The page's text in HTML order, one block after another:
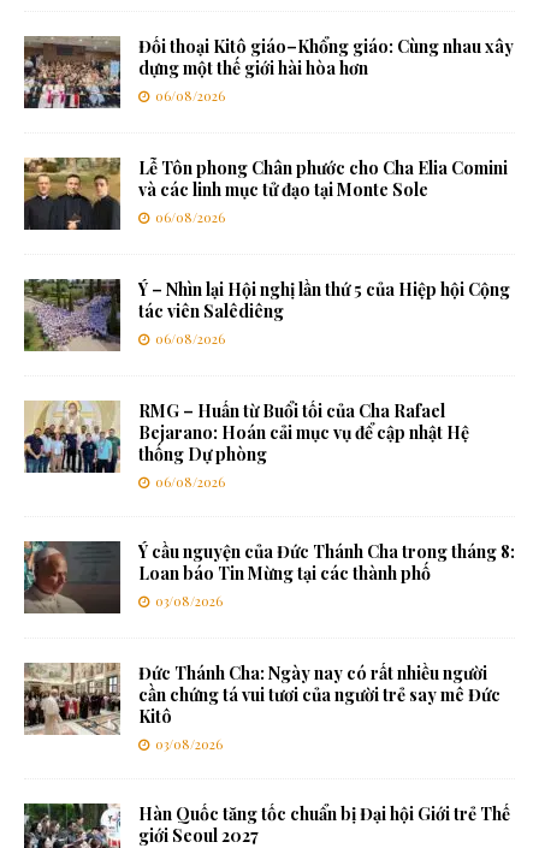
Đối thoại Kitô giáo–Khổng giáo: Cùng nhau xây
dựng một thế giới hài hòa hơn
06/08/2026
Lễ Tôn phong Chân phước cho Cha Elia Comini
và các linh mục tử đạo tại Monte Sole
06/08/2026
Ý – Nhìn lại Hội nghị lần thứ 5 của Hiệp hội Cộng
tác viên Salêdiêng
06/08/2026
RMG – Huấn từ Buổi tối của Cha Rafael
Bejarano: Hoán cải mục vụ để cập nhật Hệ
thống Dự phòng
06/08/2026
Ý cầu nguyện của Đức Thánh Cha trong tháng 8:
Loan báo Tin Mừng tại các thành phố
03/08/2026
Đức Thánh Cha: Ngày nay có rất nhiều người
cần chứng tá vui tươi của người trẻ say mê Đức
Kitô
03/08/2026
Hàn Quốc tăng tốc chuẩn bị Đại hội Giới trẻ Thế
giới Seoul 2027